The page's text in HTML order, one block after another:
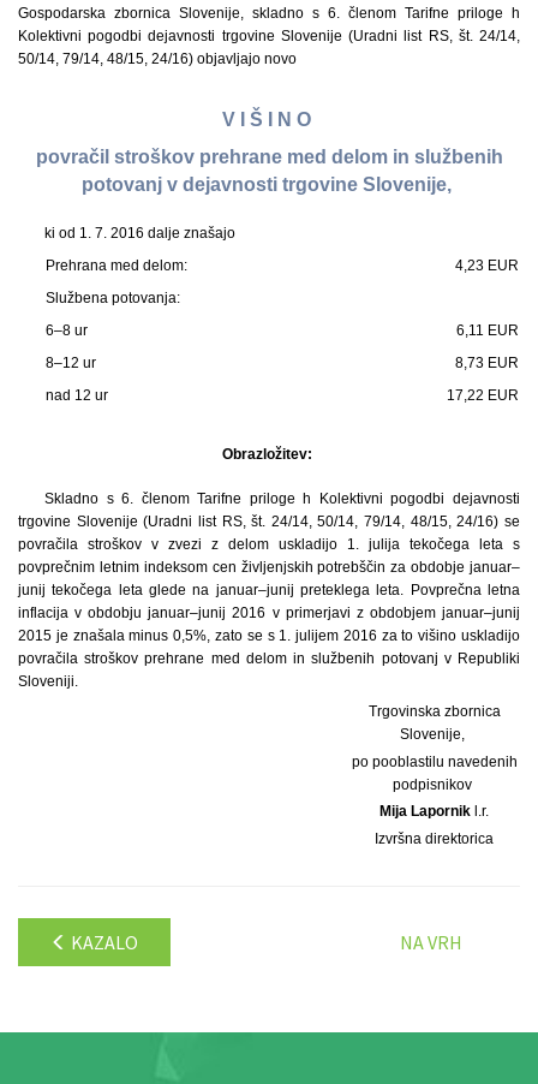
Gospodarska zbornica Slovenije, skladno s 6. členom Tarifne priloge h
Kolektivni pogodbi dejavnosti trgovine Slovenije (Uradni list RS, št. 24/14,
50/14, 79/14, 48/15, 24/16) objavljajo novo
V I Š I N O
povračil stroškov prehrane med delom in službenih
potovanj v dejavnosti trgovine Slovenije,
ki od 1. 7. 2016 dalje znašajo
Prehrana med delom:
4,23 EUR
Službena potovanja:
6–8 ur
6,11 EUR
8–12 ur
8,73 EUR
nad 12 ur
17,22 EUR
Obrazložitev:
Skladno s 6. členom Tarifne priloge h Kolektivni pogodbi dejavnosti
trgovine Slovenije (Uradni list RS, št. 24/14, 50/14, 79/14, 48/15, 24/16) se
povračila stroškov v zvezi z delom uskladijo 1. julija tekočega leta s
povprečnim letnim indeksom cen življenjskih potrebščin za obdobje januar–
junij tekočega leta glede na januar–junij preteklega leta. Povprečna letna
inflacija v obdobju januar–junij 2016 v primerjavi z obdobjem januar–junij
2015 je znašala minus 0,5%, zato se s 1. julijem 2016 za to višino uskladijo
povračila stroškov prehrane med delom in službenih potovanj v Republiki
Sloveniji.
Trgovinska zbornica
Slovenije,
po pooblastilu navedenih
podpisnikov
Mija Lapornik l.r.
Izvršna direktorica
KAZALO NA VRH